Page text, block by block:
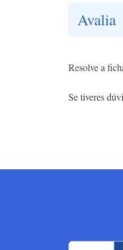
Avalia
Resolve a
Se tiveres